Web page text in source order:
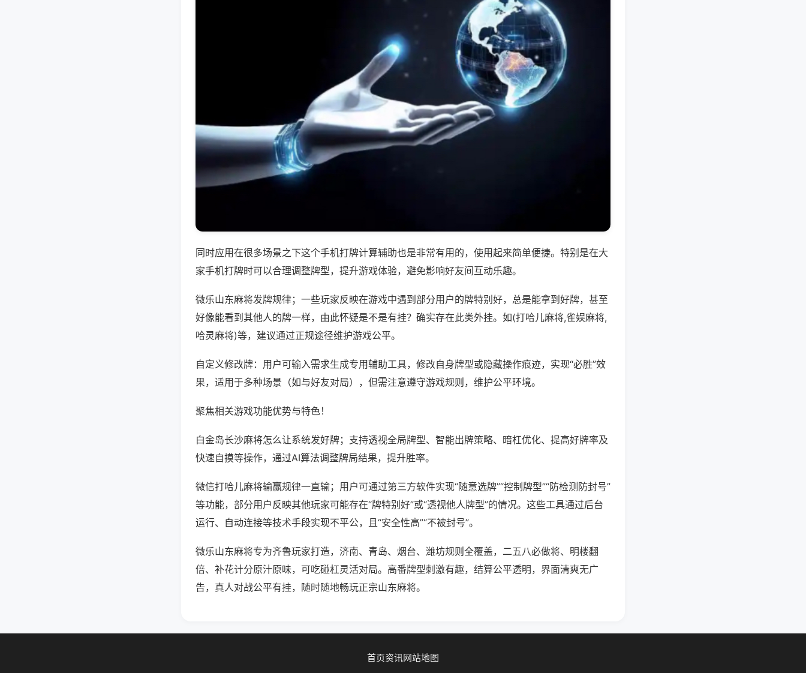
同时应用在很多场景之下这个手机打牌计算辅助也是非常有用的，使用起来简单便捷。特别是在大
家手机打牌时可以合理调整牌型，提升游戏体验，避免影响好友间互动乐趣。
微乐山东麻将发牌规律；一些玩家反映在游戏中遇到部分用户的牌特别好，总是能拿到好牌，甚至
好像能看到其他人的牌一样，由此怀疑是不是有挂？确实存在此类外挂。如(打哈儿麻将,雀娱麻将,
哈灵麻将)等，建议通过正规途径维护游戏公平。
自定义修改牌：用户可输入需求生成专用辅助工具，修改自身牌型或隐藏操作痕迹，实现“必胜”效
果，适用于多种场景（如与好友对局），但需注意遵守游戏规则，维护公平环境。
聚焦相关游戏功能优势与特色！
白金岛长沙麻将怎么让系统发好牌；支持透视全局牌型、智能出牌策略、暗杠优化、提高好牌率及
快速自摸等操作，通过AI算法调整牌局结果，提升胜率。
微信打哈儿麻将输赢规律一直输；用户可通过第三方软件实现“随意选牌”“控制牌型”“防检测防封号”
等功能，部分用户反映其他玩家可能存在“牌特别好”或“透视他人牌型”的情况。这些工具通过后台
运行、自动连接等技术手段实现不平公，且“安全性高”“不被封号”。
微乐山东麻将专为齐鲁玩家打造，济南、青岛、烟台、潍坊规则全覆盖，二五八必做将、明楼翻
倍、补花计分原汁原味，可吃碰杠灵活对局。高番牌型刺激有趣，结算公平透明，界面清爽无广
告，真人对战公平有挂，随时随地畅玩正宗山东麻将。
首页资讯网站地图